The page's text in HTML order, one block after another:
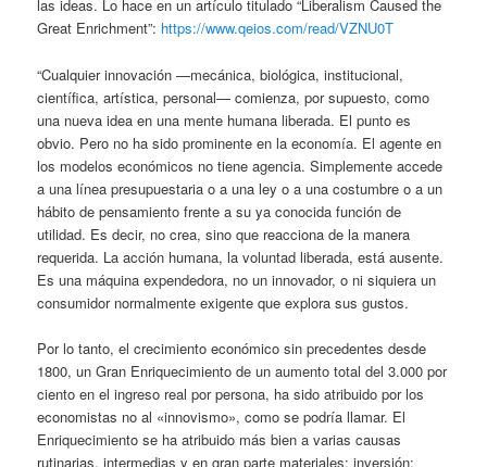
las ideas. Lo hace en un artículo titulado “Liberalism Caused the
Great Enrichment”: https://www.qeios.com/read/VZNU0T
“Cualquier innovación —mecánica, biológica, institucional,
científica, artística, personal— comienza, por supuesto, como
una nueva idea en una mente humana liberada. El punto es
obvio. Pero no ha sido prominente en la economía. El agente en
los modelos económicos no tiene agencia. Simplemente accede
a una línea presupuestaria o a una ley o a una costumbre o a un
hábito de pensamiento frente a su ya conocida función de
utilidad. Es decir, no crea, sino que reacciona de la manera
requerida. La acción humana, la voluntad liberada, está ausente.
Es una máquina expendedora, no un innovador, o ni siquiera un
consumidor normalmente exigente que explora sus gustos.
Por lo tanto, el crecimiento económico sin precedentes desde
1800, un Gran Enriquecimiento de un aumento total del 3.000 por
ciento en el ingreso real por persona, ha sido atribuido por los
economistas no al «innovismo», como se podría llamar. El
Enriquecimiento se ha atribuido más bien a varias causas
rutinarias, intermedias y en gran parte materiales: inversión;